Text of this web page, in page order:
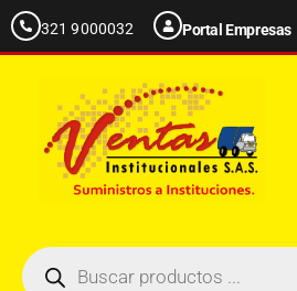
321 9000032 Portal Empresas